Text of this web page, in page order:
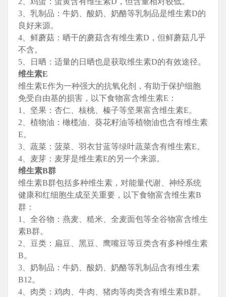
3、乳制品：牛奶、酸奶、奶酪等乳制品是维生素D的
良好来源。
4、鲜蘑菇：晒干的蘑菇含有维生素D，但鲜蘑菇几乎
不含。
5、日晒：适量的日晒也是获取维生素D的有效途径。
维生素E
维生素E作为一种强大的抗氧化剂，有助于保护细胞
免受自由基的损害，以下食物富含维生素E：
1、坚果：杏仁、核桃、榛子等坚果富含维生素E。
2、植物油：橄榄油、葵花籽油等植物油也含有维生素
E。
3、蔬菜：菠菜、羽衣甘蓝等绿叶蔬菜含有维生素E。
4、麦芽：麦芽是维生素E的另一个来源。
维生素B群
维生素B群包括多种维生素，对能量代谢、神经系统
健康和红细胞生成至关重要，以下食物富含维生素B
群：
1、全谷物：燕麦、糙米、全麦面包等全谷物富含维生
素B群。
2、豆类：扁豆、黑豆、鹰嘴豆等豆类含有多种维生素
B。
3、奶制品：牛奶、酸奶、奶酪等乳制品含有维生素
B12。
4、肉类：鸡肉、牛肉、猪肉等肉类含有维生素B群。